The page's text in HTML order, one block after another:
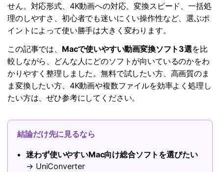
せん。対応形式、4K動画への対応、変換スピード、一括処
理のしやすさ、初心者でも迷いにくい操作性など、選ぶポ
イントによって使い勝手は大きく変わります。
この記事では、 Macで使いやすい動画変換ソフト3選を比
較しながら、どんな人にどのソフトが向いているのかをわ
かりやすく整理しました。無料で試したい方、高画質のま
ま変換したい方、4K動画や複数ファイルを効率よく処理し
たい方は、ぜひ参考にしてください。
結論だけ先に見るなら
迷わず使いやすいMac向け総合ソフトを選びたい
→ UniConverter